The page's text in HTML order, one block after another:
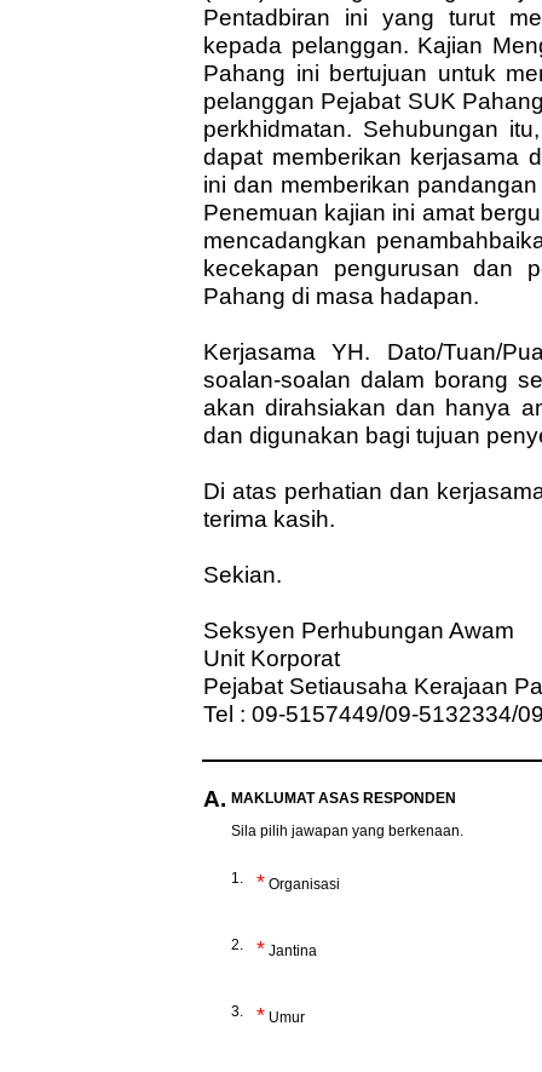
Pentadbiran ini yang turut
kepada pelanggan. Kajian
Pahang ini bertujuan untuk
pelanggan Pejabat SUK
perkhidmatan. Sehubungan
dapat memberikan kerjasama
ini dan memberikan
Penemuan kajian ini amat
mencadangkan
kecekapan pengurusan dan
Pahang di masa hadapan.
Kerjasama YH. Dato/Tuan/
soalan-soalan dalam borang
akan dirahsiakan dan hanya
dan digunakan bagi tujuan
Di atas perhatian dan
terima kasih.
Sekian.
Seksyen Perhubungan Awam
Unit Korporat
Pejabat Setiausaha Kerajaan
Tel : 09-5157449/09-5132334/
A. MAKLUMAT ASAS RESPONDEN
Sila pilih jawapan yang berkenaan.
1. * Organisasi
2. * Jantina
3. * Umur